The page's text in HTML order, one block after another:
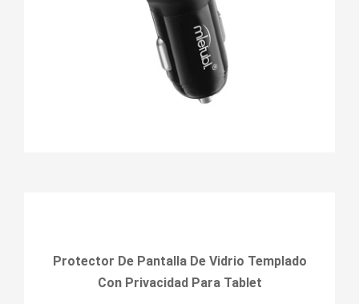
Protector De Pantalla De Vidrio Templado
Con Privacidad Para Tablet